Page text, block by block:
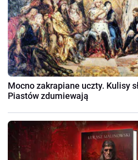
Mocno zakrapiane uczty. Kulisy
Piastów zdumiewają